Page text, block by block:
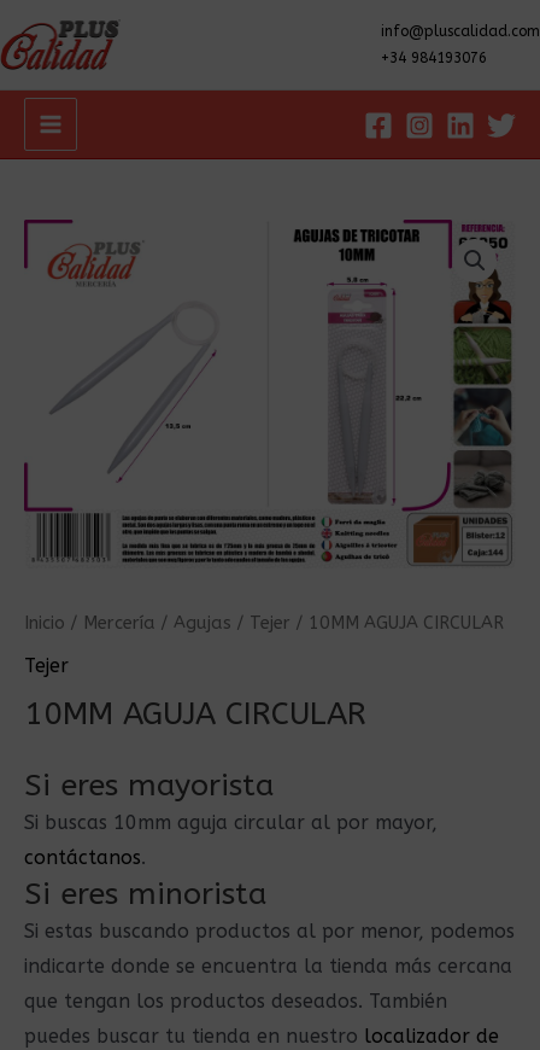
info@pluscalidad.com
+34 984193076
Main
Inicio / Mercería / Agujas / Tejer / 10MM AGUJA CIRCULAR
Tejer
10MM AGUJA CIRCULAR
Si eres mayorista
Si buscas 10mm aguja circular al por mayor,
contáctanos.
Si eres minorista
Si estas buscando productos al por menor, podemos
indicarte donde se encuentra la tienda más cercana
que tengan los productos deseados. También
puedes buscar tu tienda en nuestro localizador de